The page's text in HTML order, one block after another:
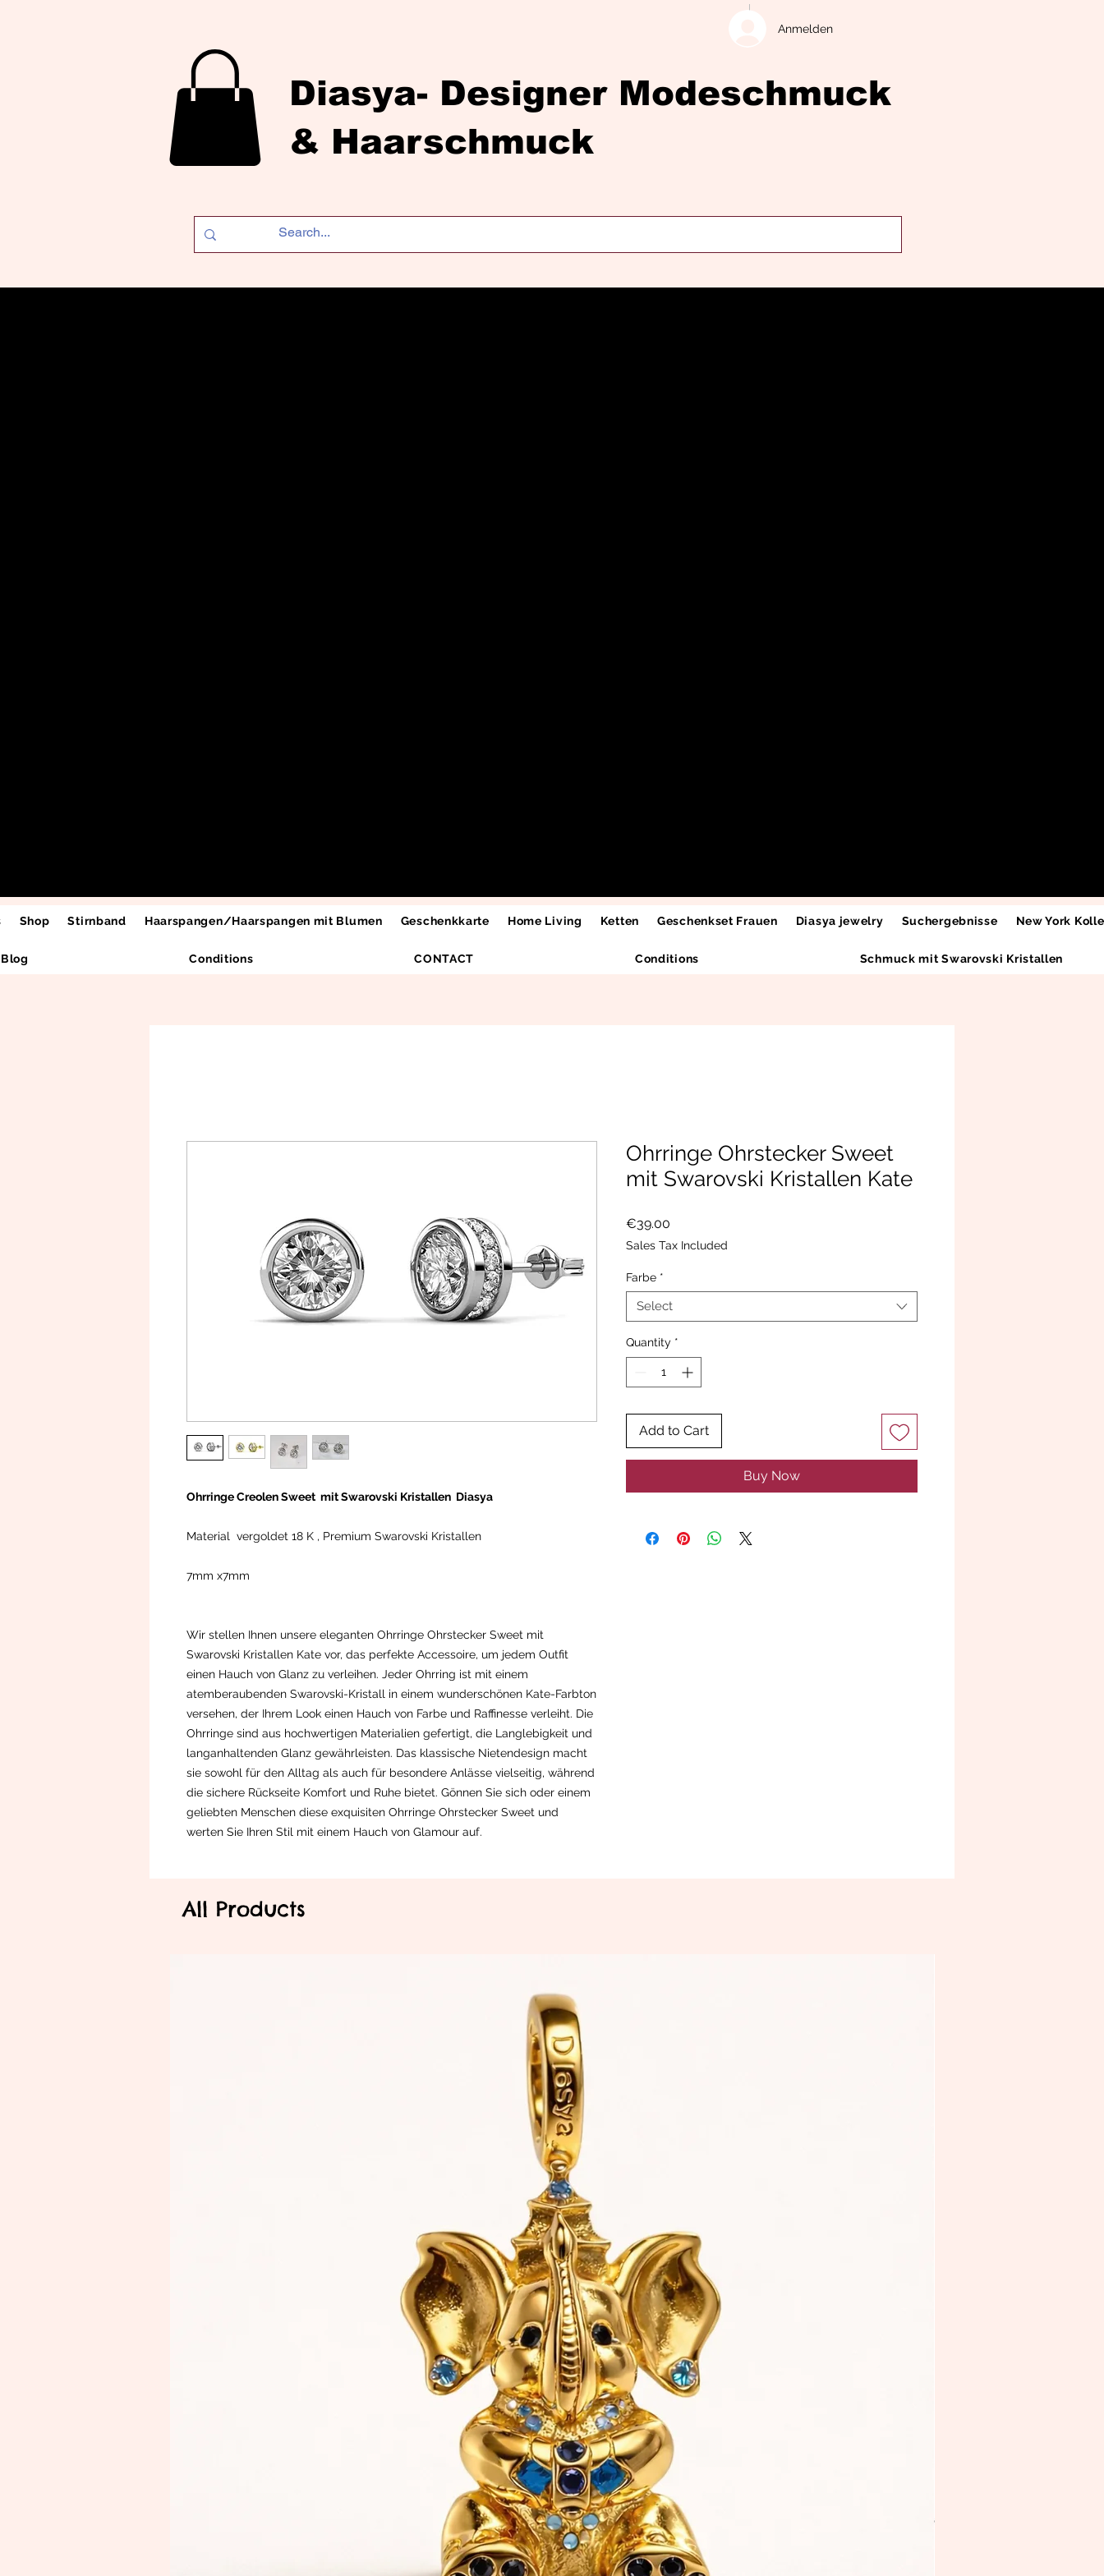
Anmelden
Diasya- Designer Modeschmuck
& Haarschmuck
Shop Stirnband Haarspangen/Haarspangen mit Blumen Geschenkkarte Home Living Ketten Geschenkset Frauen Diasya jewelry Suchergebnisse New York
Blog Conditions CONTACT Conditions Schmuck mit Swarovski Kristallen
Ohrringe Creolen Sweet mit Swarovski Kristallen Diasya
Material vergoldet 18 K , Premium Swarovski Kristallen
7mm x7mm
Wir stellen Ihnen unsere eleganten Ohrringe Ohrstecker Sweet mit
Swarovski Kristallen Kate vor, das perfekte Accessoire, um jedem Outfit
einen Hauch von Glanz zu verleihen. Jeder Ohrring ist mit einem
atemberaubenden Swarovski-Kristall in einem wunderschönen Kate-Farbton
versehen, der Ihrem Look einen Hauch von Farbe und Raffinesse verleiht. Die
Ohrringe sind aus hochwertigen Materialien gefertigt, die Langlebigkeit und
langanhaltenden Glanz gewährleisten. Das klassische Nietendesign macht
sie sowohl für den Alltag als auch für besondere Anlässe vielseitig, während
die sichere Rückseite Komfort und Ruhe bietet. Gönnen Sie sich oder einem
geliebten Menschen diese exquisiten Ohrringe Ohrstecker Sweet und
werten Sie Ihren Stil mit einem Hauch von Glamour auf.
Ohrringe Ohrstecker Sweet
mit Swarovski Kristallen Kate
€39.00
Sales Tax Included
Farbe *
Select
Quantity *
Add to Cart
Buy Now
All Products